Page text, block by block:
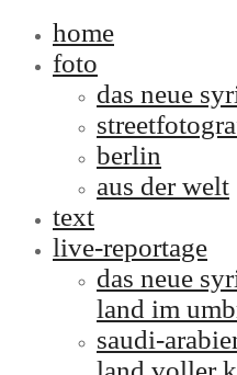
home
foto
das neue
berlin
aus der welt
text
live-reportage
das neue
land im
saudi-